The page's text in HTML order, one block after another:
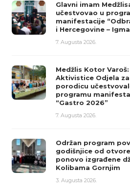
Glavni imam
učestvovao u
manifestacije
i Hercegovine –
7. Augusta 2026.
Medžlis Kotor Varoš:
Aktivistice Odjela
porodicu
programu
“Gastro 2026”
7. Augusta 2026.
Održan program
godišnjice od
ponovo izgrađene
Kolibama Gornjim
3. Augusta 2026.